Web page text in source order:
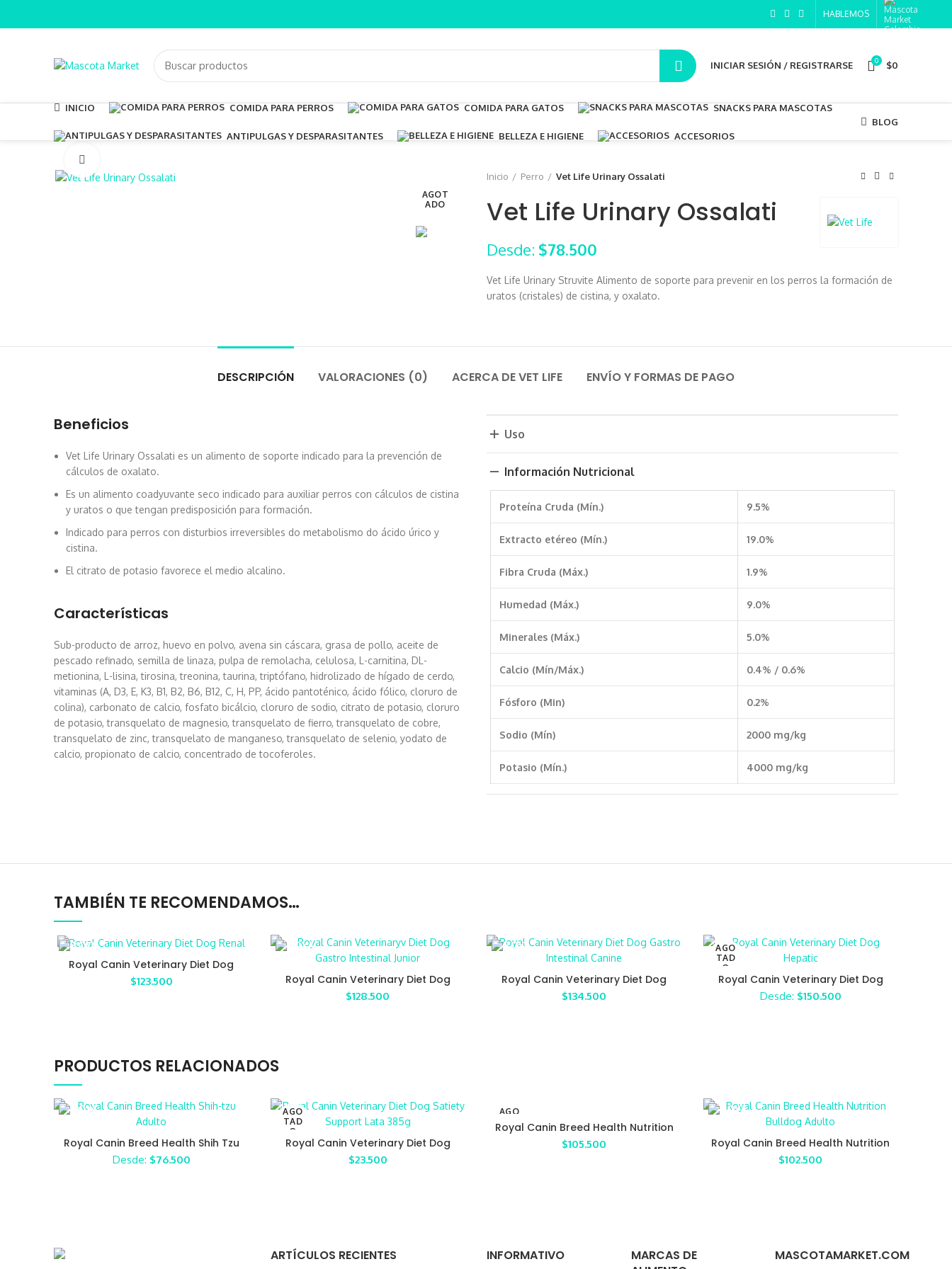
HABLEMOS
INICIAR SESIÓN / REGISTRARSE 0 $0
INICIO COMIDA PARA PERROS COMIDA PARA GATOS SNACKS PARA MASCOTAS
ANTIPULGAS Y DESPARASITANTES BELLEZA E HIGIENE ACCESORIOS
BLOG
AGOT
ADO
Inicio
Perro Vet Life Urinary Ossalati
Vet Life Urinary Ossalati
Desde: $78.500
Vet Life Urinary Struvite Alimento de soporte para prevenir en los perros la formación de
uratos (cristales) de cistina, y oxalato.
DESCRIPCIÓN VALORACIONES (0) ACERCA DE VET LIFE ENVÍO Y FORMAS DE PAGO
Beneficios
Vet Life Urinary Ossalati es un alimento de soporte indicado para la prevención de
cálculos de oxalato.
Es un alimento coadyuvante seco indicado para auxiliar perros con cálculos de cistina
y uratos o que tengan predisposición para formación.
Indicado para perros con disturbios irreversibles do metabolismo do ácido úrico y
cistina.
El citrato de potasio favorece el medio alcalino.
Características
Sub-producto de arroz, huevo en polvo, avena sin cáscara, grasa de pollo, aceite de
pescado refinado, semilla de linaza, pulpa de remolacha, celulosa, L-carnitina, DL-
metionina, L-lisina, tirosina, treonina, taurina, triptófano, hidrolizado de hígado de cerdo,
vitaminas (A, D3, E, K3, B1, B2, B6, B12, C, H, PP, ácido pantoténico, ácido fólico, cloruro de
colina), carbonato de calcio, fosfato bicálcio, cloruro de sodio, citrato de potasio, cloruro
de potasio, transquelato de magnesio, transquelato de fierro, transquelato de cobre,
transquelato de zinc, transquelato de manganeso, transquelato de selenio, yodato de
calcio, propionato de calcio, concentrado de tocoferoles.
Uso
Información Nutricional
Proteína Cruda (Mín.) 9.5%
Extracto etéreo (Mín.) 19.0%
Fibra Cruda (Máx.) 1.9%
Humedad (Máx.) 9.0%
Minerales (Máx.) 5.0%
Calcio (Mín/Máx.) 0.4% / 0.6%
Fósforo (Min) 0.2%
Sodio (Mín) 2000 mg/kg
Potasio (Mín.) 4000 mg/kg
TAMBIÉN TE RECOMENDAMOS…
Royal Canin Veterinary Diet Dog
Renal
$123.500
Royal Canin Veterinary Diet Dog
Gastro Intestinal Junior
$128.500
Royal Canin Veterinary Diet Dog
Gastro Intestinal Canine
$134.500
AGO
TAD
O
Royal Canin Veterinary Diet Dog
Hepatic
Desde: $150.500
PRODUCTOS RELACIONADOS
Royal Canin Breed Health Shih Tzu
Adulto
Desde: $76.500
AGO
TAD
O
Royal Canin Veterinary Diet Dog
Satiety Support Lata x 385g
$23.500
AGO
O
Royal Canin Breed Health Nutrition
Beagle Adulto
$105.500
Royal Canin Breed Health Nutrition
Bulldog Adulto
$102.500
ARTÍCULOS RECIENTES INFORMATIVO
MARCAS DE
MASCOTAMARKET.COM